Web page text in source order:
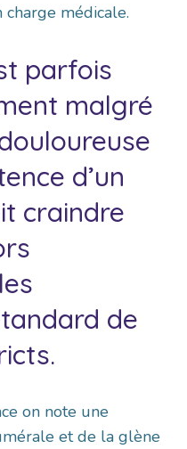
charge médicale.
parfois
malgré
d’un
craindre
de
on note une
et de la glène